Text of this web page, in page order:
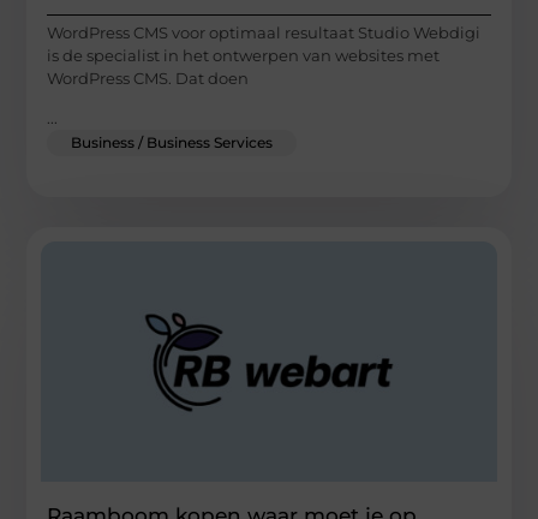
WordPress CMS voor optimaal resultaat Studio Webdigi
is de specialist in het ontwerpen van websites met
WordPress CMS. Dat doen
...
Business / Business Services